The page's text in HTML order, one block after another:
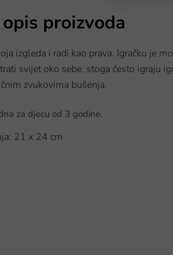
proizvoda
izgleda i radi kao prava. Igračku je
svijet oko sebe, stoga često igraju
zvukovima bušenja.
za djecu od 3 godine.
21 x 24 cm